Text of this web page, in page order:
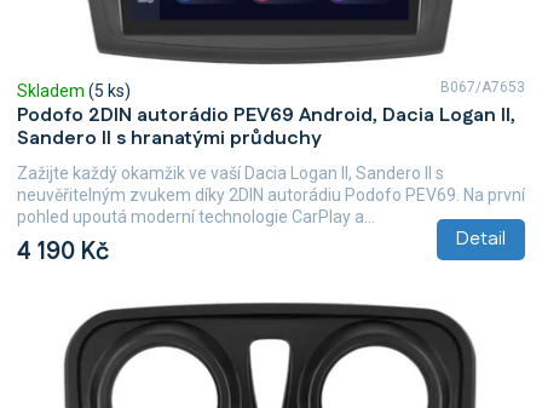
Podofo 2DIN autorádio PEV69 Android, Dacia Logan II,
Sandero II s hranatými průduchy
Skladem (5 ks)
4 190 Kč Detail
Zažijte každý okamžik ve vaší Dacia Logan II, Sandero II s
neuvěřitelným zvukem díky 2DIN autorádiu Podofo PEV69. Na první
pohled upoutá moderní technologie CarPlay a...
B067/A7653